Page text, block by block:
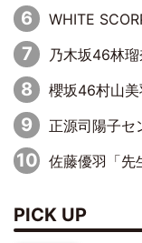
WHITE SCORPION、完売の
乃木坂46林瑠奈のLINE
櫻坂46村山美羽の“街ブラ
正源司陽子センター、
佐藤優羽「先生から『進路はどうするの？』と聞かれ
PICK UP